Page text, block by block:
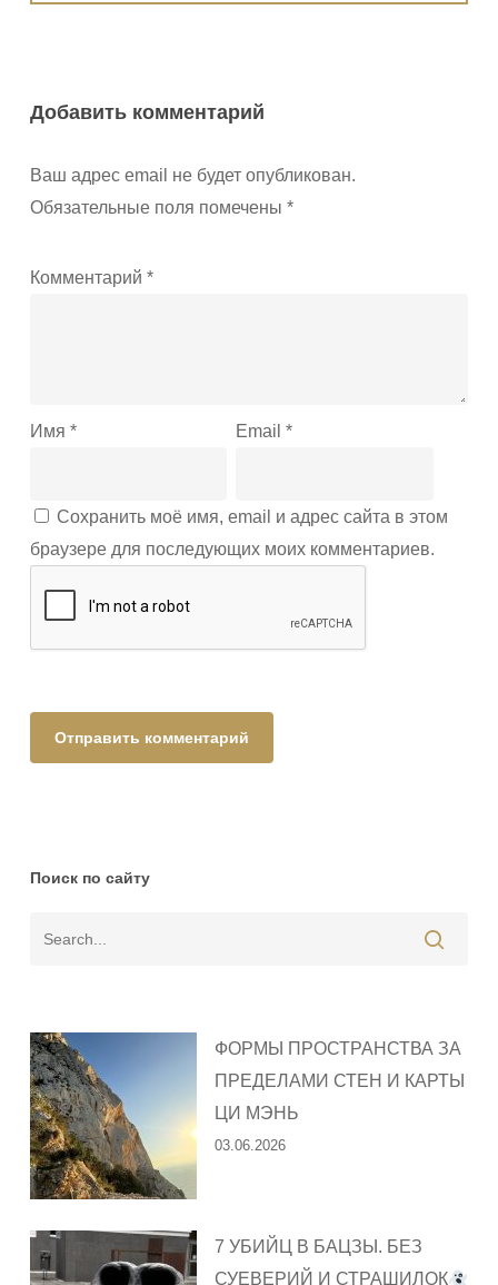
Добавить комментарий
Ваш адрес email не будет опубликован.
Обязательные поля помечены *
Комментарий *
Имя * Email*
Сохранить моё имя, email и адрес сайта в этом
браузере для последующих моих комментариев.
Поиск по сайту
ФОРМЫ ПРОСТРАНСТВА ЗА
ПРЕДЕЛАМИ СТЕН И КАРТЫ
ЦИ МЭНЬ
03.06.2026
7 УБИЙЦ В БАЦЗЫ. БЕЗ
СУЕВЕРИЙ И СТРАШИЛОК